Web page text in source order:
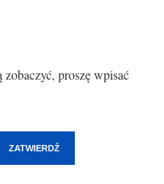
zobaczyć, proszę wpisać